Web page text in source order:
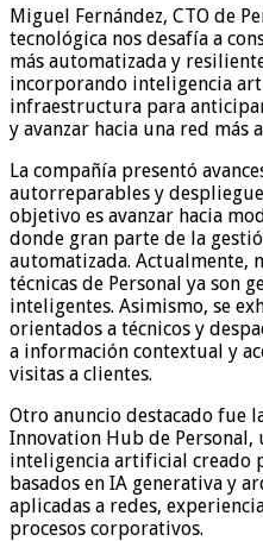
Miguel Fernández, CTO de
tecnológica nos desafía a
más automatizada y
incorporando inteligencia
infraestructura para
y avanzar hacia una red más
La compañía presentó
autorreparables y
objetivo es avanzar hacia
donde gran parte de la
automatizada. Actualmente,
técnicas de Personal ya son
inteligentes. Asimismo, se
orientados a técnicos y
a información contextual y
visitas a clientes.
Otro anuncio destacado fue
Innovation Hub de Personal,
inteligencia artificial creado
basados en IA generativa y
aplicadas a redes,
procesos corporativos.